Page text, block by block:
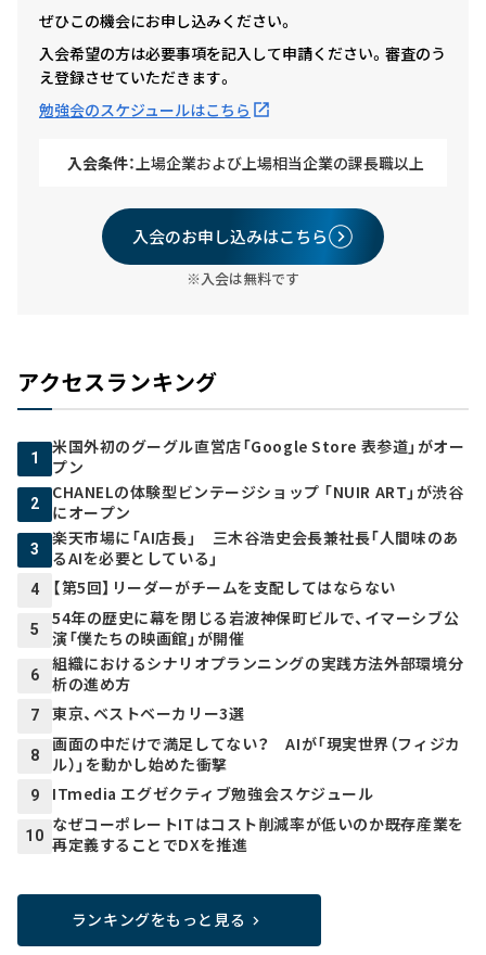
ぜひこの機会にお申し込みください。
入会希望の方は必要事項を記入して申請ください。審査のう
え登録させていただきます。
勉強会のスケジュールはこちら
入会条件： 上場企業および上場相当企業の課長職以上
入会のお申し込みはこちら
※入会は無料です
アクセスランキング
1
米国外初のグーグル直営店「Google Store 表参道」がオー
プン
2
CHANELの体験型ビンテージショップ 「NUIR ART」が渋谷
にオープン
3
楽天市場に「AI店長」 三木谷浩史会長兼社長「人間味のあ
るAIを必要としている」
4 【第5回】リーダーがチームを支配してはならない
5
54年の歴史に幕を閉じる岩波神保町ビルで、イマーシブ公
演「僕たちの映画館」が開催
6
組織におけるシナリオプランニングの実践方法――外部環境分
析の進め方
7 東京、ベストベーカリー3選
8
画面の中だけで満足してない？ AIが「現実世界（フィジカ
ル）」を動かし始めた衝撃
9 ITmedia エグゼクティブ勉強会スケジュール
10
なぜコーポレートITはコスト削減率が低いのか――既存産業を
再定義することでDXを推進
ランキングをもっと見る